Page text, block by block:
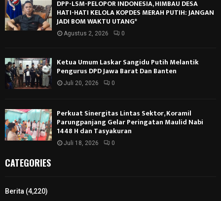
DPP-LSM-PELOPOR INDONESIA, HIMBAU DESA
HATI-HATI KELOLA KOPDES MERAH PUTIH: JANGAN
JADI BOM WAKTU UTANG*
Agustus 2, 2026 0
Ketua Umum Laskar Sangidu Putih Melantik
Pengurus DPD Jawa Barat Dan Banten
Juli 20, 2026 0
Perkuat Sinergitas Lintas Sektor, Koramil
Parungpanjang Gelar Peringatan Maulid Nabi
1448 H dan Tasyakuran
Juli 18, 2026 0
CATEGORIES
Berita (4,220)